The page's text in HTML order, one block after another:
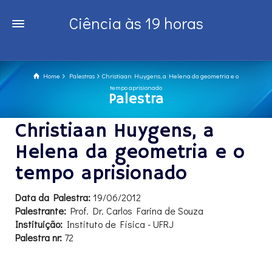
Ciência às 19 horas
Home Palestras
Christiaan Huygens, a Helena da geometria e o
tempo aprisionado
Palestra
Christiaan Huygens, a
Helena da geometria e o
tempo aprisionado
Data da Palestra:19/06/2012
Palestrante: Prof. Dr. Carlos Farina de Souza
Instituição: Instituto de Física - UFRJ
Palestra nr: 72